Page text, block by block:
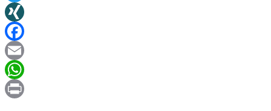
Twitter
XING
Facebook
Email
WhatsApp